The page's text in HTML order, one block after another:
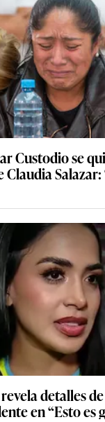
Custodio se
Claudia
detalles
en “Esto es